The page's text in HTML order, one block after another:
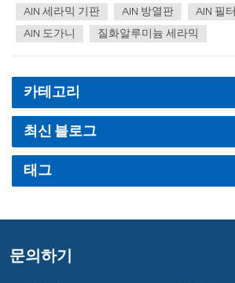
열 구조 형성에 어려움을 겪던 기존 공정의...
AlN 세라믹 기판
AlN 방열판 AlN 필터
AlN 도가니
질화알루미늄 세라믹
카테고리
최신 블로그
태그
문의하기